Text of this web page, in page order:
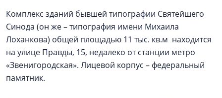
Комплекс зданий бывшей типографии Святейшего
Синода (он же – типография имени Михаила
Лоханкова) общей площадью 11 тыс. кв.м находится
на улице Правды, 15, недалеко от станции метро
«Звенигородская». Лицевой корпус – федеральный
памятник.